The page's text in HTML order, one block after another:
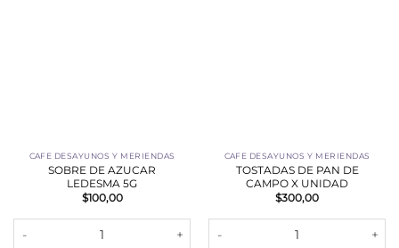
CAFE DESAYUNOS Y MERIENDAS
SOBRE DE AZUCAR
LEDESMA 5G
$100,00
SOBRE DE AZUCAR LEDESMA 5G cantidad
CAFE DESAYUNOS Y MERIENDAS
TOSTADAS DE PAN DE
CAMPO X UNIDAD
$300,00
TOSTADAS DE PAN DE